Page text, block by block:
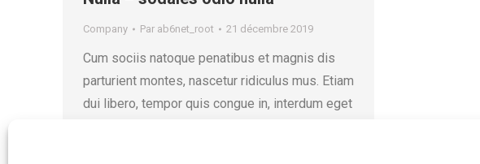
Company Par ab6net_root 21 décembre 2019
Cum sociis natoque penatibus et magnis dis
parturient montes, nascetur ridiculus mus. Etiam
dui libero, tempor quis congue in, interdum eget